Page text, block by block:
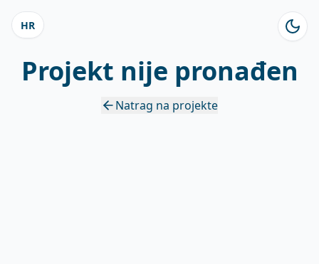
HR
Projekt nije pronađen
Natrag na projekte